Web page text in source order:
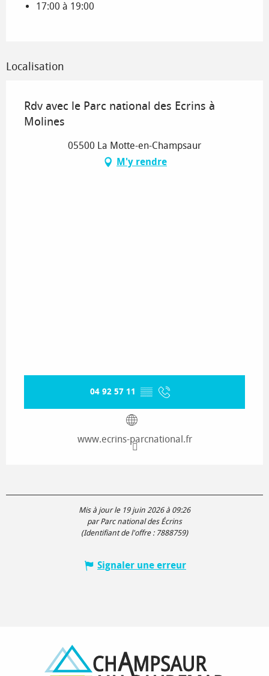
17:00 à 19:00
Localisation
Rdv avec le Parc national des Ecrins à
Molines
05500 La Motte-en-Champsaur
M'y rendre
04 92 57 11 ▒▒
www.ecrins-parcnational.fr
Mis à jour le 19 juin 2026 à 09:26
par Parc national des Écrins
(Identifiant de l'offre : 7888759)
Signaler une erreur